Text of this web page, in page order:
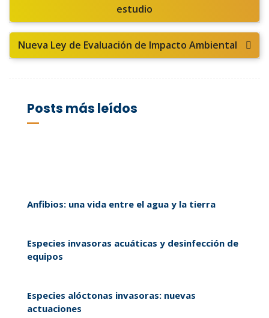
estudio
Nueva Ley de Evaluación de Impacto Ambiental
Posts más leídos
Anfibios: una vida entre el agua y la tierra
Especies invasoras acuáticas y desinfección de
equipos
Especies alóctonas invasoras: nuevas
actuaciones